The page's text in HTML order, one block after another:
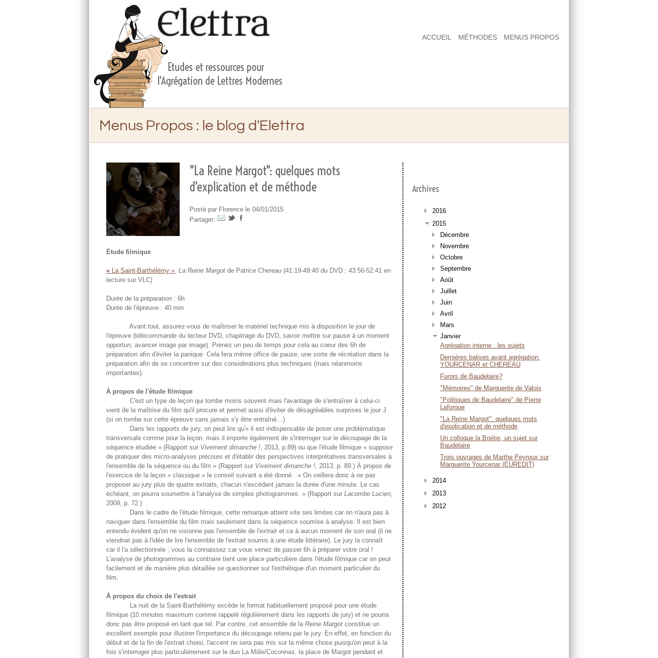
Etudes et ressources pour
l'Agrégation de Lettres Modernes
ACCUEIL MÉTHODES MENUS PROPOS
Menus Propos: le blog d'Elettra
Elettra > MENUS PROPOS "La Reine Margot": quelques mots d'explication et de méthode
"La Reine Margot": quelques mots
d'explication et de méthode
Posté par Florence le 04/01/2015
Partager:
Étude filmique
« La Saint-Barthélémy », La Reine Margot de Patrice Chereau (41:19-49:40 du DVD ; 43:56-52:41 en
lecture sur VLC)
Durée de la préparation : 6h
Durée de l'épreuve : 40 min
Avant tout, assurez-vous de maîtriser le matériel technique mis à disposition le jour de
l'épreuve (télécommande du lecteur DVD, chapitrage du DVD, savoir mettre sur pause à un moment
opportun, avancer image par image). Prenez un peu de temps pour cela au coeur des 6h de
préparation afin d'éviter la panique. Cela fera même office de pause, une sorte de récréation dans la
préparation afin de se concentrer sur des considérations plus techniques (mais néanmoins
importantes).
À propos de l'étude filmique
C'est un type de leçon qui tombe moins souvent mais l'avantage de s'entraîner à celui-ci
vient de la maîtrise du film qu'il procure et permet aussi d'éviter de désagréables surprises le jour J
(si on tombe sur cette épreuve sans jamais s'y être entraîné…)
Dans les rapports de jury, on peut lire qu'« il est indispensable de poser une problématique
transversale comme pour la leçon, mais il importe également de s'interroger sur le découpage de la
séquence étudiée » (Rapport sur Vivement dimanche !, 2013, p.89) ou que l'étude filmique « suppose
de pratiquer des micro-analyses précises et d'établir des perspectives interprétatives transversales à
l'ensemble de la séquence ou du film » (Rapport sur Vivement dimanche !, 2013, p. 89.) À propos de
l'exercice de la leçon « classique » le conseil suivant a été donné : « On veillera donc à ne pas
proposer au jury plus de quatre extraits, chacun n'excédant jamais la durée d'une minute. Le cas
échéant, on pourra soumettre à l'analyse de simples photogrammes. » (Rapport sur Lacombe Lucien,
2009, p. 72.)
Dans le cadre de l'étude filmique, cette remarque atteint vite ses limites car on n'aura pas à
naviguer dans l'ensemble du film mais seulement dans la séquence soumise à analyse. Il est bien
entendu évident qu'on ne visionne pas l'ensemble de l'extrait et ce à aucun moment de son oral (il ne
viendrait pas à l'idée de lire l'ensemble de l'extrait soumis à une étude littéraire). Le jury la connaît
car il l'a sélectionnée ; vous la connaissez car vous venez de passer 6h à préparer votre oral !
L'analyse de photogrammes au contraire tient une place particulière dans l'étude filmique car on peut
facilement et de manière plus détaillée se questionner sur l'esthétique d'un moment particulier du
film.
À propos du choix de l'extrait
La nuit de la Saint-Barthélémy excède le format habituellement proposé pour une étude
filmique (10 minutes maximum comme rappelé régulièrement dans les rapports de jury) et ne pourra
donc pas être proposé en tant que tel. Par contre, cet ensemble de la Reine Margot constitue un
excellent exemple pour illustrer l'importance du découpage retenu par le jury. En effet, en fonction du
début et de la fin de l'extrait choisi, l'accent ne sera pas mis sur la même chose puisqu'on peut à la
fois s'interroger plus particulièrement sur le duo La Môle/Coconnas, la place de Margot pendant et
Archives
2016
2015
Décembre
Novembre
Octobre
Septembre
Août
Juillet
Juin
Avril
Mars
Janvier
Agrégation interne : les sujets
Dernières balises avant agrégation:
YOURCENAR et CHEREAU
Furors de Baudelaire?
"Mémoires" de Marguerite de Valois
"Politiques de Baudelaire" de Pierre
Laforgue
"La Reine Margot": quelques mots
d'explication et de méthode
Un colloque la Boétie, un sujet sur
Baudelaire
Trois ouvrages de Marthe Peyroux sur
Marguerite Yourcenar (EUREDIT)
2014
2013
2012